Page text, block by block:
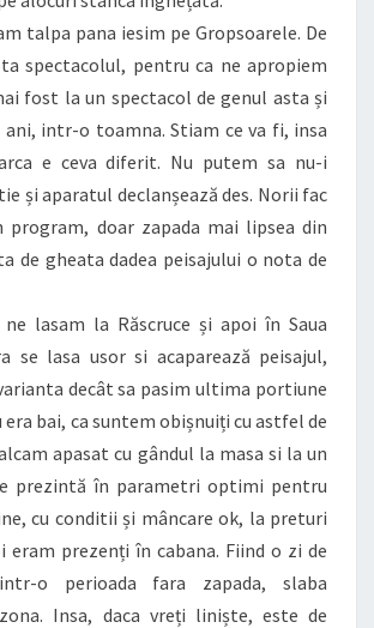
talpa pana iesim pe Gropsoarele. De
spectacolul, pentru ca ne apropiem
fost la un spectacol de genul asta și
ani, intr-o toamna. Stiam ce va fi, insa
e ceva diferit. Nu putem sa nu-i
și aparatul declanșează des. Norii fac
doar zapada mai lipsea din
de gheata dadea peisajului o nota de
lasam la Răscruce și apoi în Saua
se lasa usor si acaparează peisajul,
decât sa pasim ultima portiune
bai, ca suntem obișnuiți cu astfel de
apasat cu gândul la masa si la un
prezintă în parametri optimi pentru
cu conditii și mâncare ok, la preturi
eram prezenți în cabana. Fiind o zi de
o perioada fara zapada, slaba
Insa, daca vreți liniște, este de